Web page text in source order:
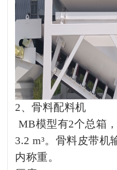
2、骨料配料机
MB模型有2个总箱
3.2 m³。骨料皮带机
内称重。